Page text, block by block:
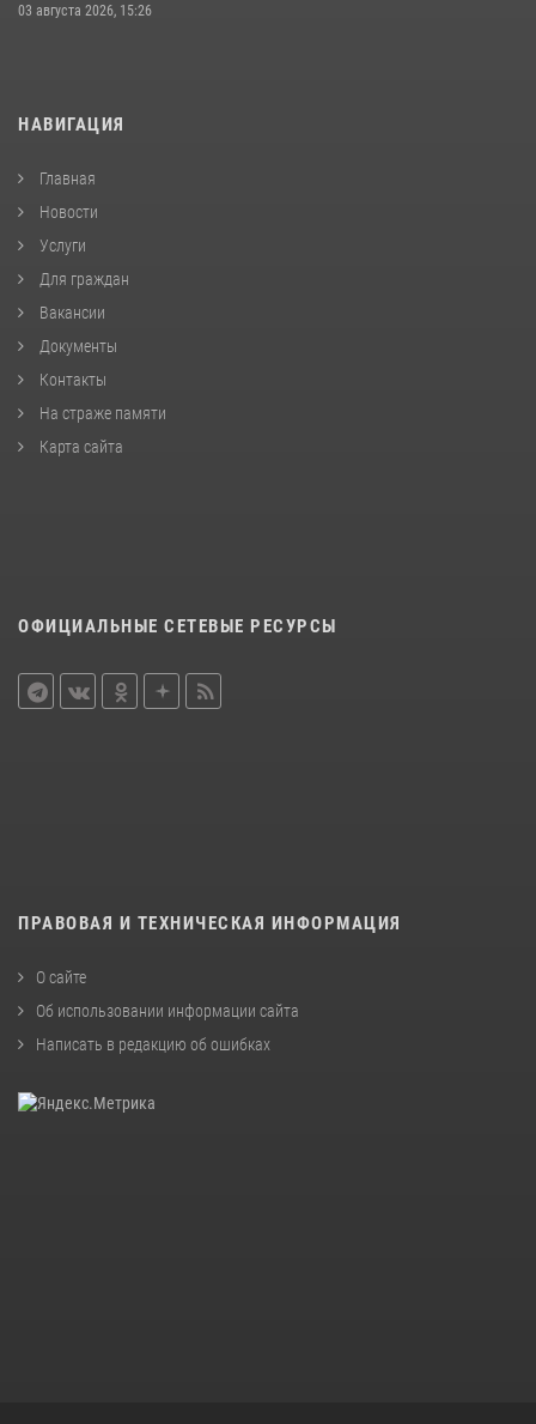
03 августа 2026, 15:26
НАВИГАЦИЯ
Главная
Новости
Услуги
Для граждан
Вакансии
Документы
Контакты
На страже памяти
Карта сайта
ОФИЦИАЛЬНЫЕ СЕТЕВЫЕ РЕСУРСЫ
ПРАВОВАЯ И ТЕХНИЧЕСКАЯ ИНФОРМАЦИЯ
О сайте
Об использовании информации сайта
Написать в редакцию об ошибках